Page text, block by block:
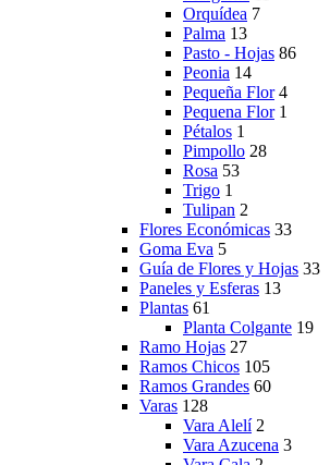
Orquídea 7
Palma 13
Pasto - Hojas 86
Peonia 14
Pequeña Flor 4
Pequena Flor 1
Pétalos 1
Pimpollo 28
Rosa 53
Trigo 1
Tulipan 2
Flores Económicas 33
Goma Eva 5
Guía de Flores y Hojas 33
Paneles y Esferas 13
Plantas 61
Planta Colgante 19
Ramo Hojas 27
Ramos Chicos 105
Ramos Grandes 60
Varas 128
Vara Alelí 2
Vara Azucena 3